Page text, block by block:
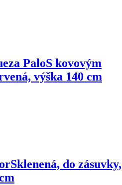
PaloS kovovým
výška 140 cm
Sklenená, do zásuvky,